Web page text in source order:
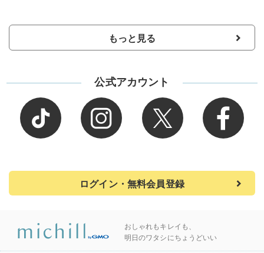
もっと見る
公式アカウント
ログイン・無料会員登録
おしゃれもキレイも、
明日のワタシにちょうどいい